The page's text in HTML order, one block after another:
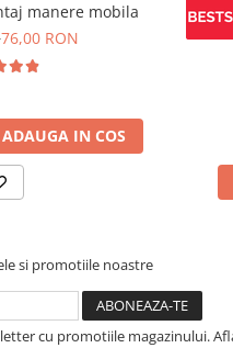
manere mobila
76,00 RON
ADAUGA IN COS
si promotiile noastre
cu promotiile magazinului.